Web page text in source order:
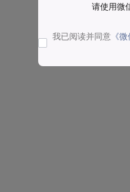
请使用微
我已阅读并同意 《